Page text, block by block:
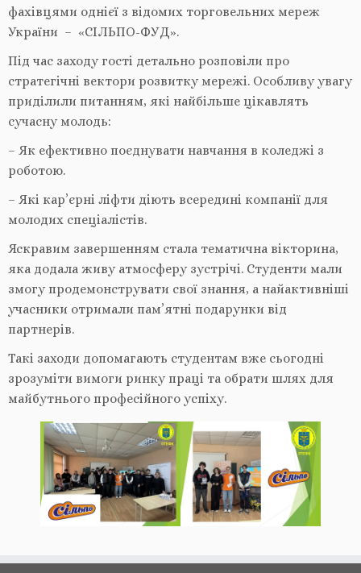
фахівцями однієї з відомих торговельних мереж
України – «СІЛЬПО-ФУД».
Під час заходу гості детально розповіли про
стратегічні вектори розвитку мережі. Особливу увагу
приділили питанням, які найбільше цікавлять
сучасну молодь:
– Як ефективно поєднувати навчання в коледжі з
роботою.
– Які кар’єрні ліфти діють всередині компанії для
молодих спеціалістів.
Яскравим завершенням стала тематична вікторина,
яка додала живу атмосферу зустрічі. Студенти мали
змогу продемонструвати свої знання, а найактивніші
учасники отримали пам’ятні подарунки від
партнерів.
Такі заходи допомагають студентам вже сьогодні
зрозуміти вимоги ринку праці та обрати шлях для
майбутнього професійного успіху.